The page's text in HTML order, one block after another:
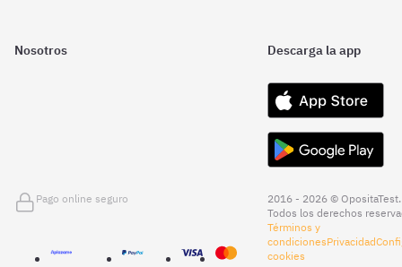
Nosotros Descarga la app
Pago online seguro
2016 - 2026 © OpositaTest.
Todos los derechos
Términos y
condicionesPrivacidad
cookies